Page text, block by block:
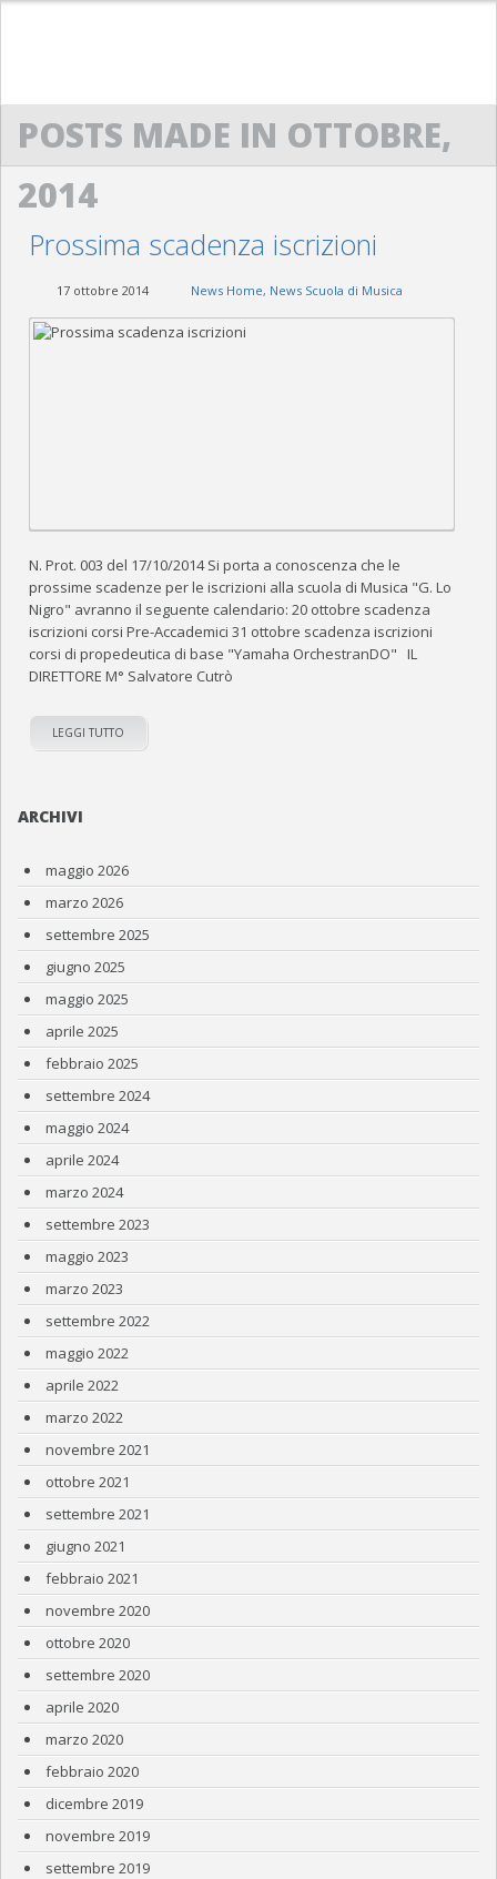
ACM
SCUOLA DI MUSICA “G. LO NIGRO”
BANDA “G. VERDI”
ACM SAXOPHONE ENSEMBLE
POWERBEAT STUDIO
POSTS MADE IN OTTOBRE,
2014
Prossima scadenza iscrizioni
17 ottobre 2014 News Home, News Scuola di Musica
N. Prot. 003 del 17/10/2014 Si porta a conoscenza che le
prossime scadenze per le iscrizioni alla scuola di Musica "G. Lo
Nigro" avranno il seguente calendario: 20 ottobre scadenza
iscrizioni corsi Pre-Accademici 31 ottobre scadenza iscrizioni
corsi di propedeutica di base "Yamaha OrchestranDO" IL
DIRETTORE M° Salvatore Cutrò
LEGGI TUTTO
ARCHIVI
maggio 2026
marzo 2026
settembre 2025
giugno 2025
maggio 2025
aprile 2025
febbraio 2025
settembre 2024
maggio 2024
aprile 2024
marzo 2024
settembre 2023
maggio 2023
marzo 2023
settembre 2022
maggio 2022
aprile 2022
marzo 2022
novembre 2021
ottobre 2021
settembre 2021
giugno 2021
febbraio 2021
novembre 2020
ottobre 2020
settembre 2020
aprile 2020
marzo 2020
febbraio 2020
dicembre 2019
novembre 2019
settembre 2019